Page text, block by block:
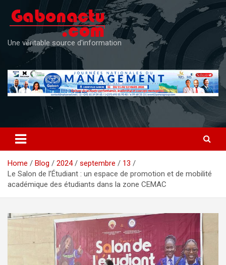
content
Une véritable source d'information
Home Blog 2024 septembre
13
Le Salon de l’Étudiant : un espace de promotion et de mobilité
académique des étudiants dans la zone CEMAC